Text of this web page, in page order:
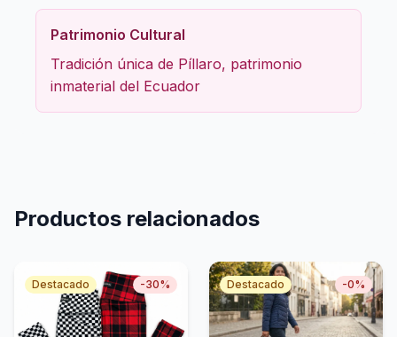
Patrimonio Cultural
Tradición única de Píllaro, patrimonio
inmaterial del Ecuador
Productos relacionados
Destacado -30% Destacado -0%